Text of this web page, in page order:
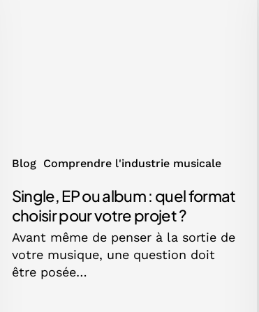
Blog Comprendre l'industrie musicale
Single, EP ou album : quel format
choisir pour votre projet ?
Avant même de penser à la sortie de
votre musique, une question doit
être posée…